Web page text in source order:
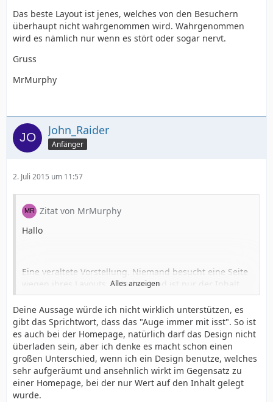
Das beste Layout ist jenes, welches von den Besuchern
überhaupt nicht wahrgenommen wird. Wahrgenommen
wird es nämlich nur wenn es stört oder sogar nervt.
Gruss
MrMurphy
John_Raider
Anfänger
2. Juli 2015 um 11:57
Zitat von MrMurphy
Hallo
Eine veraltete Vorstellung. Niemand besucht eine Seite
wegen ihres Layouts. Entscheidend ist nur der Inhalt.
Ob der Header wie mit Photoshop aussieht oder nur
ähnlich oder ganz anders interessiert die Besucher kein
bißchen.
Das beste Layout ist jenes, welches von den Besuchern
überhaupt nicht wahrgenommen wird. Wahrgenommen
wird es nämlich nur wenn es stört oder sogar nervt.
Gruss
Alles anzeigen
Deine Aussage würde ich nicht wirklich unterstützen, es
gibt das Sprichtwort, dass das "Auge immer mit isst". So ist
es auch bei der Homepage, natürlich darf das Design nicht
überladen sein, aber ich denke es macht schon einen
großen Unterschied, wenn ich ein Design benutze, welches
sehr aufgeräumt und ansehnlich wirkt im Gegensatz zu
einer Homepage, bei der nur Wert auf den Inhalt gelegt
wurde.